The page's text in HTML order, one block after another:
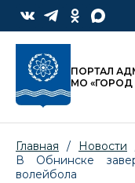
ПОРТАЛ
МО
Главная / Новости
В Обнинске
волейбола